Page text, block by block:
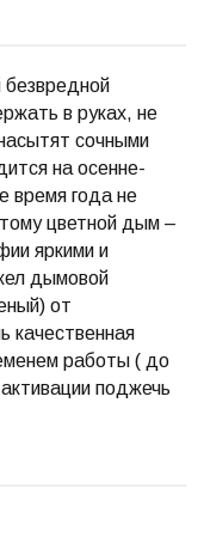
в руках, не
сочными
на осенне-
время года не
цветной дым –
яркими и
дымовой
от
качественная
работы ( до
поджечь